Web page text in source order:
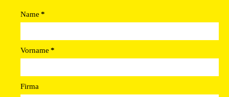
Name *
Vorname *
Firma